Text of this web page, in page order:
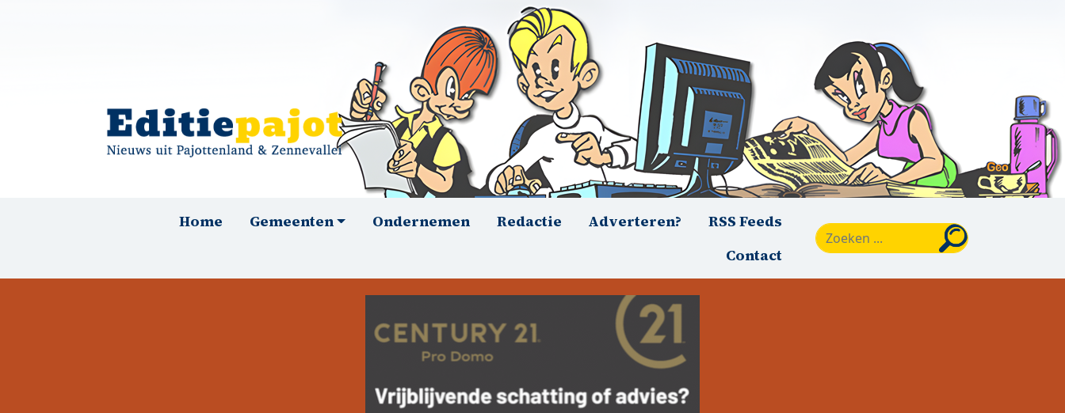
HoofdnavigatieHome Gemeenten Ondernemen Redactie Adverteren?
RSS Feeds
Contact